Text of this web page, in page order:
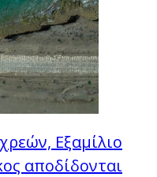
Εξαμίλιο
αποδίδονται